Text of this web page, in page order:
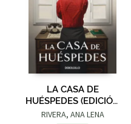
LA CASA DE
HUÉSPEDES (EDICIÓN
LIMITADA · VERANO)
RIVERA, ANA LENA